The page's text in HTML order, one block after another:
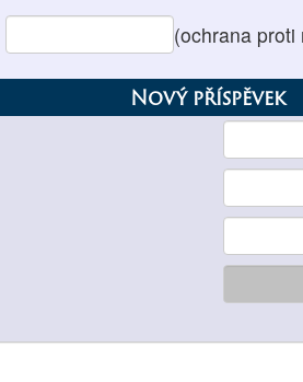
(ochrana
Nový příspěvek